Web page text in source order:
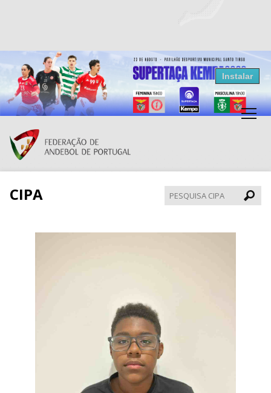
Resultados Andebol
Federação de Andebol de Portugal
Grátis - Disponivel na Play Store
Instalar
CIPA
CIPA